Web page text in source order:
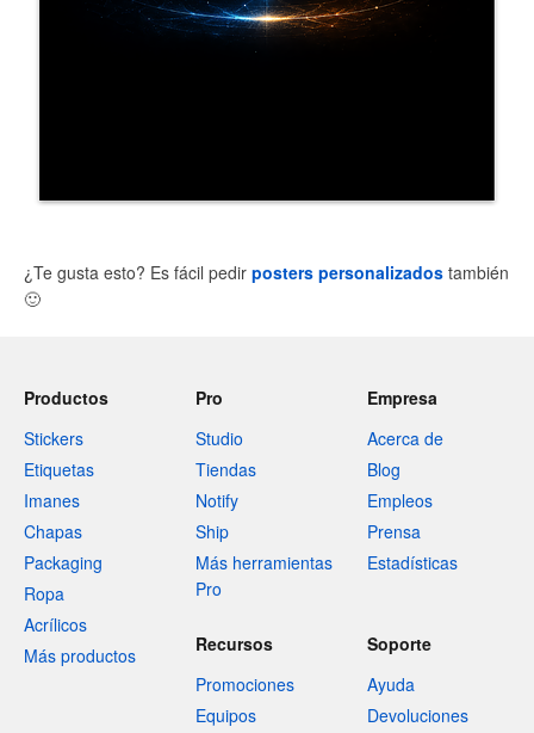
¿Te gusta esto? Es fácil pedir posters personalizados también
🙂
Productos
Stickers
Etiquetas
Imanes
Chapas
Packaging
Ropa
Acrílicos
Más productos
Pro
Studio
Tiendas
Notify
Ship
Más herramientas
Pro
Empresa
Acerca de
Blog
Empleos
Prensa
Estadísticas
Recursos
Promociones
Equipos
Soporte
Ayuda
Devoluciones